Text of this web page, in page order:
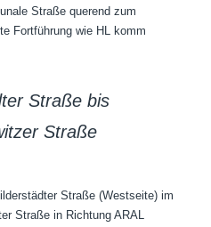
Straße querend zum
Fortführung wie HL komm
Straße bis
Straße
Straße (Westseite) im
Straße in Richtung ARAL